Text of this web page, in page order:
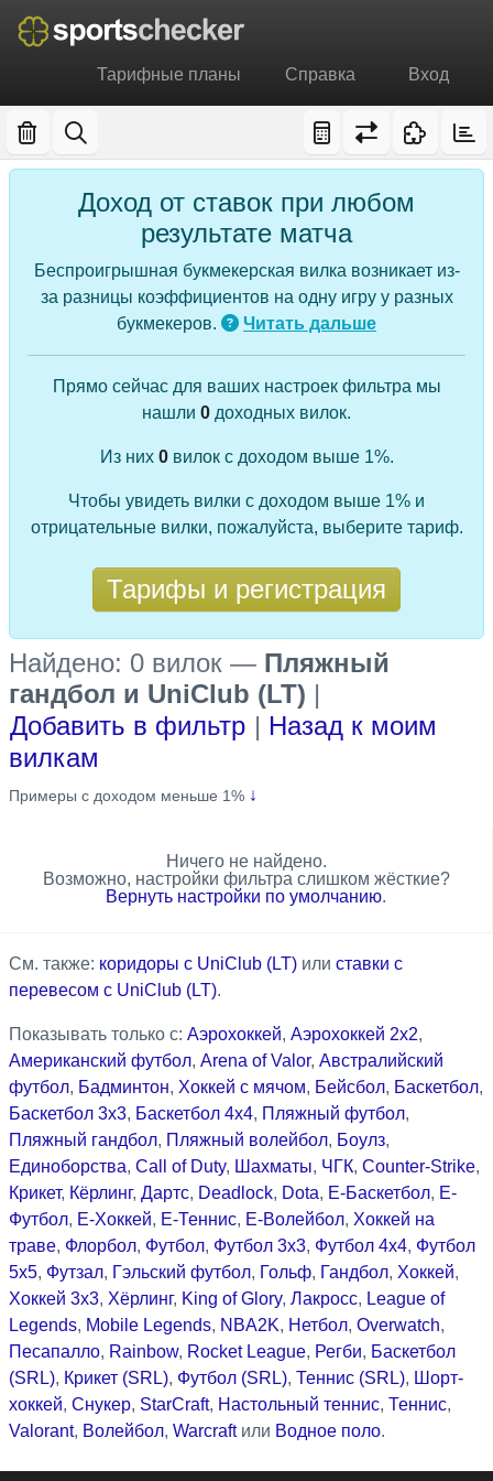
Тарифные планы Справка Вход
Доход от ставок при любом
результате матча
Беспроигрышная букмекерская вилка возникает из-
за разницы коэффициентов на одну игру у разных
букмекеров.
Читать дальше
Прямо сейчас для ваших настроек фильтра мы
нашли 0 доходных вилок.
Из них 0вилок с доходом выше 1%.
Чтобы увидеть вилки с доходом выше 1% и
отрицательные вилки, пожалуйста, выберите тариф.
Тарифы и регистрация
Найдено: 0 вилок — Пляжный
гандбол и UniClub (LT) |
Добавить в фильтр | Назад к моим
вилкам
Примеры с доходом меньше 1% ↓
Ничего не найдено.
Возможно, настройки фильтра слишком жёсткие?
Вернуть настройки по умолчанию.
См. также: коридоры с UniClub (LT) или ставки с
перевесом с UniClub (LT).
Показывать только с: Аэрохоккей, Аэрохоккей 2x2,
Американский футбол, Arena of Valor, Австралийский
футбол, Бадминтон, Хоккей с мячом, Бейсбол, Баскетбол,
Баскетбол 3x3, Баскетбол 4x4, Пляжный футбол,
Пляжный гандбол, Пляжный волейбол, Боулз,
Единоборства, Call of Duty, Шахматы, ЧГК, Counter-Strike,
Крикет, Кёрлинг, Дартс, Deadlock, Dota, Е-Баскетбол, Е-
Футбол, Е-Хоккей, Е-Теннис, Е-Волейбол, Хоккей на
траве, Флорбол, Футбол, Футбол 3x3, Футбол 4x4, Футбол
5x5, Футзал, Гэльский футбол, Гольф, Гандбол, Хоккей,
Хоккей 3x3, Хёрлинг, King of Glory, Лакросс, League of
Legends, Mobile Legends, NBA2K, Нетбол, Overwatch,
Песапалло, Rainbow, Rocket League, Регби, Баскетбол
(SRL), Крикет (SRL), Футбол (SRL), Теннис (SRL), Шорт-
хоккей, Снукер, StarCraft, Настольный теннис, Теннис,
Valorant, Волейбол, Warcraftили Водное поло.